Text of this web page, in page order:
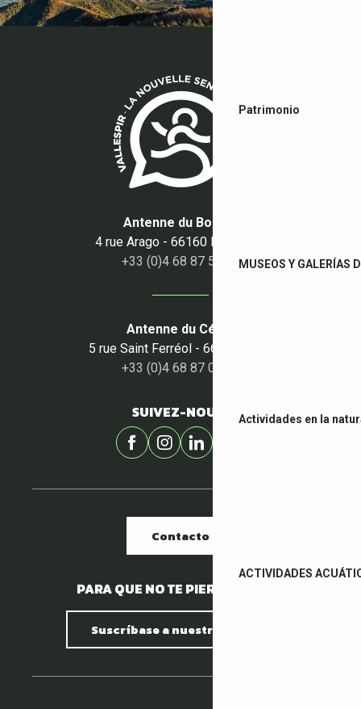
Patrimonio
MUSEOS Y GALERÍAS
Actividades en la
ACTIVIDADES
Antenne du Boulou
4 rue Arago - 66160 Le Boulou
+33 (0)4 68 87 50 95
Antenne du Céret
5 rue Saint Ferréol - 66400 Céret
+33 (0)4 68 87 00 53
SUIVEZ-NOUS !
Contacto
PARA QUE NO TE PIERDAS NADA.
Suscríbase a nuestro boletín